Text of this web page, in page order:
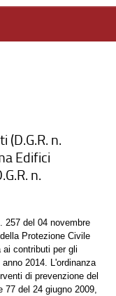
n.
Edifici
n.
257 del 04 novembre
Protezione Civile
ai contributi per gli
2014. L'ordinanza
di prevenzione del
del 24 giugno 2009,